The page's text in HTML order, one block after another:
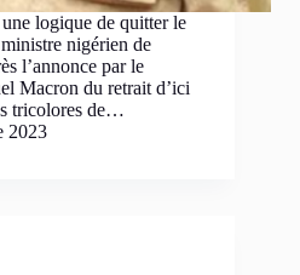
logique de quitter le
nigérien de
l’annonce par le
Macron du retrait d’ici
tricolores de…
2023